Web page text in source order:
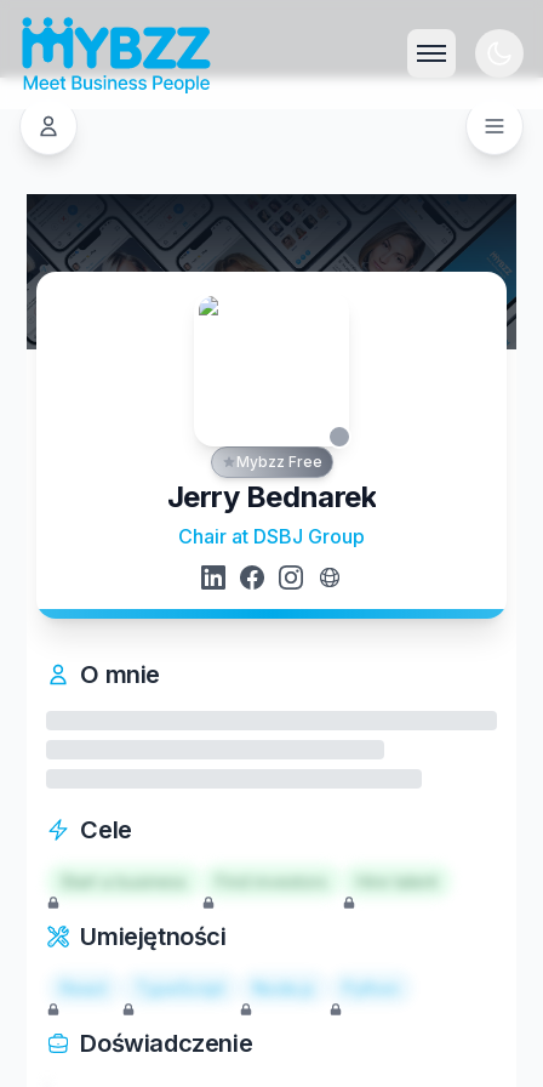
Mybzz Free
Jerry Bednarek
Chair at DSBJ Group
O mnie
Cele
Start a business Hire talent
Umiejętności
React TypeScript Node.js Python
Doświadczenie